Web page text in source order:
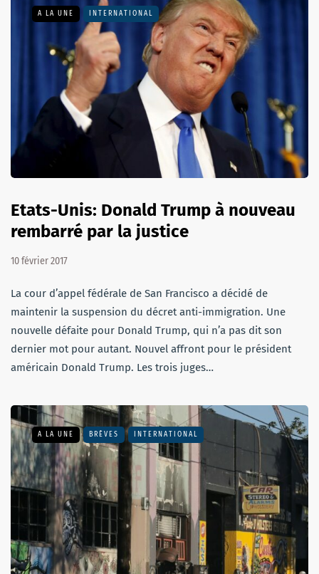
A LA UNE INTERNATIONAL
Etats-Unis: Donald Trump à nouveau
rembarré par la justice
10 février 2017
La cour d’appel fédérale de San Francisco a décidé de
maintenir la suspension du décret anti-immigration. Une
nouvelle défaite pour Donald Trump, qui n’a pas dit son
dernier mot pour autant. Nouvel affront pour le président
américain Donald Trump. Les trois juges…
A LA UNE BRÈVES INTERNATIONAL